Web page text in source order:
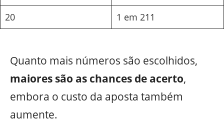
20
1 em 211
Quanto mais números são escolhidos,
maiores são as chances de acerto,
embora o custo da aposta também
aumente.